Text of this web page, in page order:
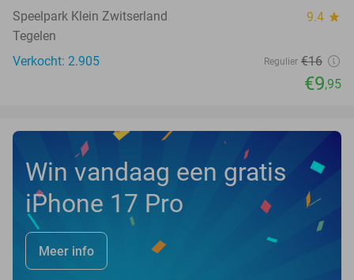
Speelpark Klein Zwitserland 9.4 star
Tegelen
Verkocht: 2.905
Regulier €16
€9,95
Win vandaag een gratis
iPhone 17 Pro
Meer info